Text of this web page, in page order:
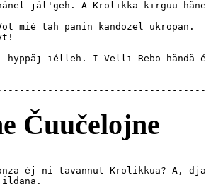
jäl'geh. A Krolikka kirguu
mié täh panin kandozel ukropan.
hyppäj iélleh. I Velli Rebo händä
Čuučelojne
éj ni tavannut Krolikkua? A,